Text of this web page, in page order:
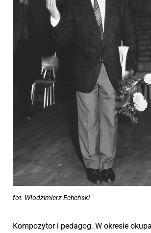
fot. Włodzimierz Echeński
Kompozytor i pedagog. W okresie